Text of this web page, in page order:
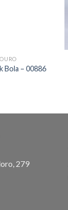
Bola – 00886
279